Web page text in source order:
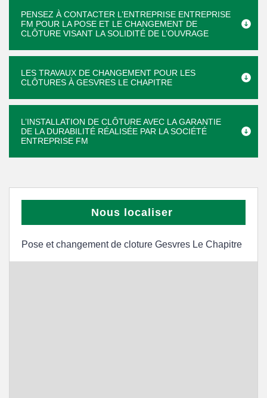
PENSEZ À CONTACTER L’ENTREPRISE ENTREPRISE
FM POUR LA POSE ET LE CHANGEMENT DE
CLÔTURE VISANT LA SOLIDITÉ DE L’OUVRAGE
LES TRAVAUX DE CHANGEMENT POUR LES
CLÔTURES À GESVRES LE CHAPITRE
L’INSTALLATION DE CLÔTURE AVEC LA GARANTIE
DE LA DURABILITÉ RÉALISÉE PAR LA SOCIÉTÉ
ENTREPRISE FM
Nous localiser
Pose et changement de cloture Gesvres Le Chapitre